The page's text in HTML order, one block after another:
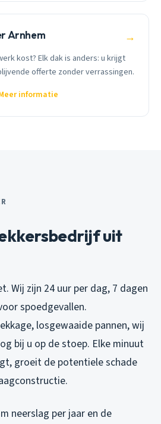
Arnhem →
kost? Elk dak is anders: u krijgt
offerte zonder verrassingen.
informatie
uit
Wij zijn 24 uur per dag, 7 dagen
spoedgevallen.
losgewaaide pannen, wij
bij u op de stoep. Elke minuut
groeit de potentiele schade
neerslag per jaar en de